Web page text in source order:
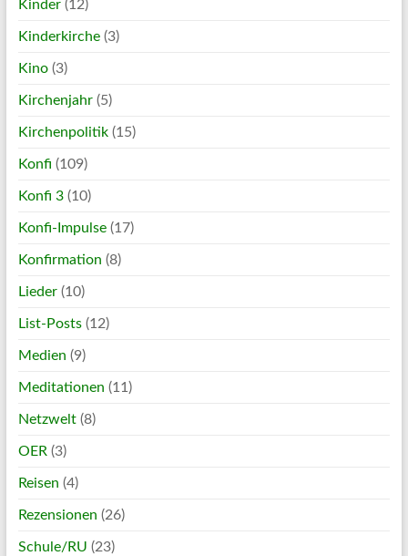
Kinder(12)
Kinderkirche(3)
Kino(3)
Kirchenjahr(5)
Kirchenpolitik(15)
Konfi (109)
Konfi 3(10)
Konfi-Impulse(17)
Konfirmation (8)
Lieder(10)
List-Posts(12)
Medien (9)
Meditationen (11)
Netzwelt(8)
OER(3)
Reisen (4)
Rezensionen (26)
Schule/RU (23)